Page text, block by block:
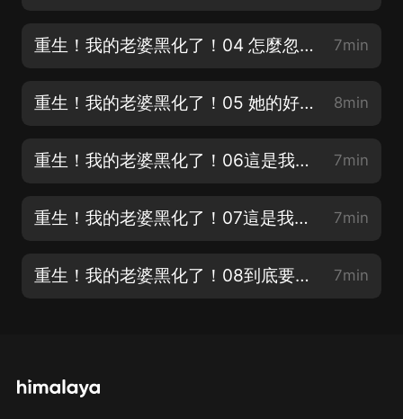
重生！我的老婆黑化了！04 怎麼忽然想通的？ 7min
重生！我的老婆黑化了！05 她的好朋友 8min
重生！我的老婆黑化了！06這是我們友誼的象征！ 7min
重生！我的老婆黑化了！07這是我們友誼的象征2 7min
重生！我的老婆黑化了！08到底要我怎麼做？ 7min